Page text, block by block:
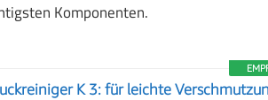
Komponenten.
K 3: für leichte